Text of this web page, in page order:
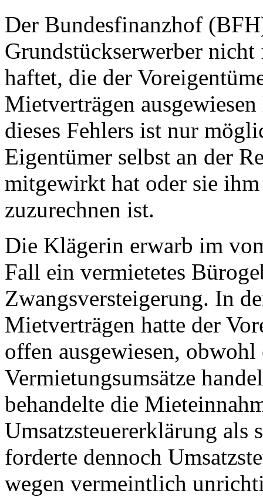
Der Bundesfinanzhof
Grundstückserwerber nicht
haftet, die der
Mietverträgen
dieses Fehlers ist nur
Eigentümer selbst an der
mitgewirkt hat oder sie
zuzurechnen ist.
Die Klägerin erwarb im
Fall ein vermietetes
Zwangsversteigerung. In
Mietverträgen hatte der
offen ausgewiesen,
Vermietungsumsätze
behandelte die
Umsatzsteuererklärung als
forderte dennoch
wegen vermeintlich